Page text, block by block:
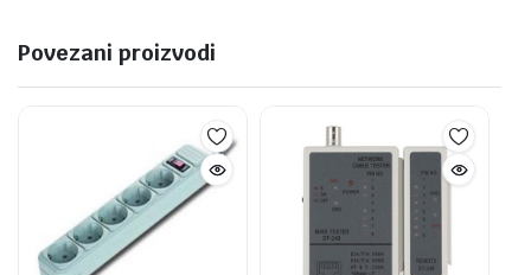
Povezani proizvodi